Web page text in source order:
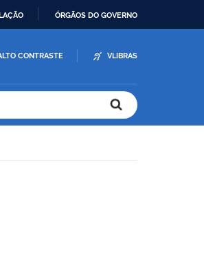
ÓRGÃOS DO GOVERNO
CONTRASTE VLIBRAS